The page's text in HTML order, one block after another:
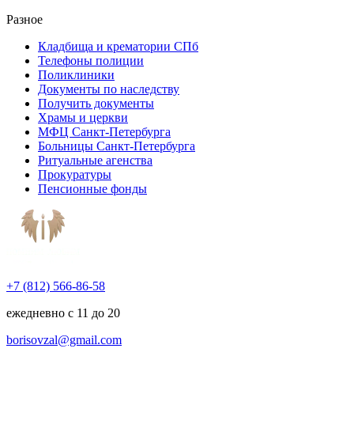
Разное
Кладбища и крематории СПб
Телефоны полиции
Поликлиники
Документы по наследству
Получить документы
Храмы и церкви
МФЦ Санкт-Петербурга
Больницы Санкт-Петербурга
Ритуальные агенства
Прокуратуры
Пенсионные фонды
+7 (812) 566-86-58
ежедневно с 11 до 20
borisovzal@gmail.com